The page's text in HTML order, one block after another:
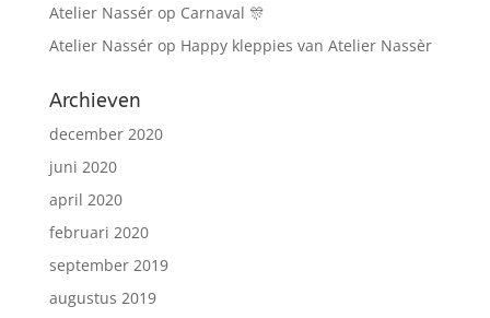
Atelier Nassérop Carnaval 🎊
Atelier Nassérop Happy kleppies van Atelier Nassèr
Archieven
december 2020
juni 2020
april 2020
februari 2020
september 2019
augustus 2019